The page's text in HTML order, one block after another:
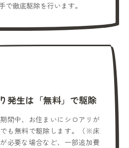
で徹底駆除を行います。
発生は「無料」で駆除
間中、お住まいにシロアリが
も無料で駆除します。（※床
必要な場合など、一部追加費